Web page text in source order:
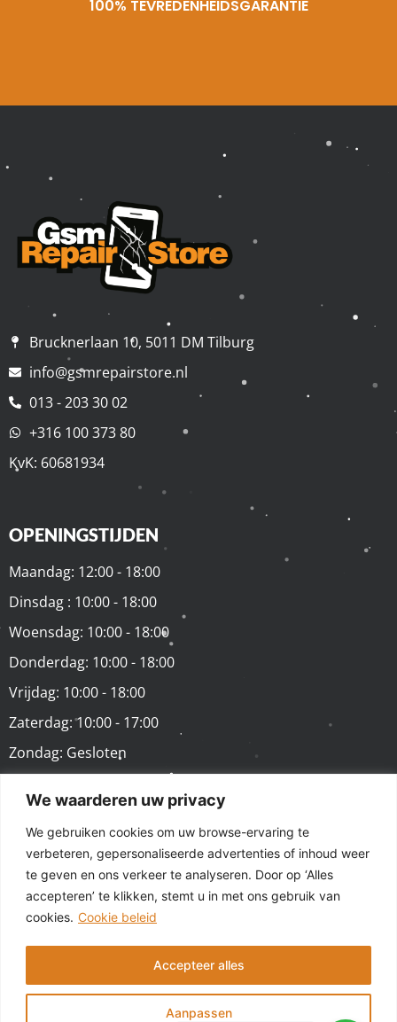
We waarderen uw privacy
We gebruiken cookies om uw browse-ervaring te
verbeteren, gepersonaliseerde advertenties of inhoud weer
te geven en ons verkeer te analyseren. Door op ‘Alles
accepteren’ te klikken, stemt u in met ons gebruik van
cookies. Cookie beleid
Aanpassen
Accepteer alles
100% TEVREDENHEIDSGARANTIE
Brucknerlaan 10, 5011 DM Tilburg
info@gsmrepairstore.nl
013 - 203 30 02
+316 100 373 80
KvK: 60681934
OPENINGSTIJDEN
Maandag: 12:00 - 18:00
Dinsdag : 10:00 - 18:00
Woensdag: 10:00 - 18:00
Donderdag: 10:00 - 18:00
Vrijdag: 10:00 - 18:00
Zaterdag: 10:00 - 17:00
Zondag: Gesloten
VOLG ONS
© 2025 - GSM Repair Store Tilburg - Alle rechten
voorbehouden | Laptop Repair Store is onderdeel van